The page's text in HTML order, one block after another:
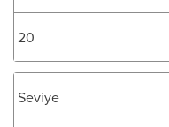
20
Seviye